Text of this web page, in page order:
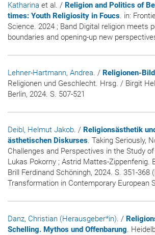
Katharina et al. / Religion and Politics of
times: Youth Religiosity in Foucs. in:
Science. 2024 ; Band Digital religion meets
boundaries and opening-up new
Lehner-Hartmann, Andrea. / Religionen-
Religionen und Geschlecht. Hrsg. / Birgit
Berlin, 2024. S. 507-521
Deibl, Helmut Jakob. / Religionsästhetik
ästhetischen Diskurses. Taking Seriously,
Challenges and Perspectives in the Study
Lukas Pokorny ; Astrid Mattes-Zippenfenig.
Brill Ferdinand Schöningh, 2024. S. 351-368
Transformation in Contemporary European
Danz, Christian (Herausgeber*in). /
Schelling. Mythos und Offenbarung.